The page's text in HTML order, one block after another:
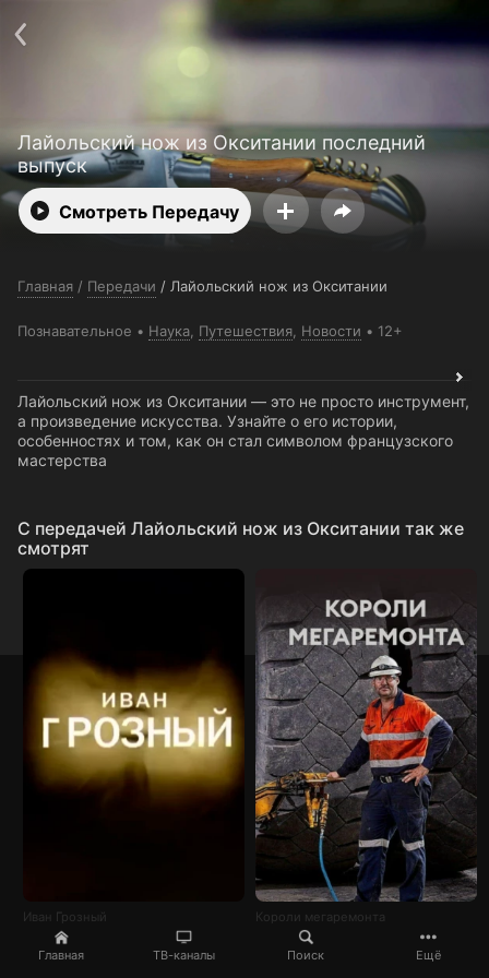
Главная ТВ-каналы Поиск Ещё
Лайольский нож из Окситании последний
выпуск
Смотреть Передачу
Главная / Передачи / Лайольский нож из Окситании
Познавательное Наука Путешествия Новости 12+
Лайольский нож из Окситании — это не просто инструмент,
а произведение искусства. Узнайте о его истории,
особенностях и том, как он стал символом французского
мастерства
C передачей Лайольский нож из Окситании так же
смотрят
Иван Грозный Короли мегаремонта
Пользовательское соглашение
Ввести промокод
Установить на ТВ
Бесплатные каналы Контакты